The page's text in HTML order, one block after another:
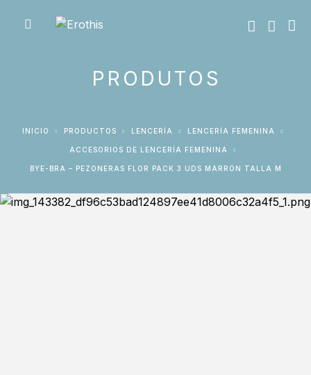
PRODUTOS
INICIO PRODUCTOS LENCERÍA LENCERÍA FEMENINA
ACCESORIOS DE LENCERÍA FEMENINA
BYE-BRA – PEZONERAS FLOR PACK 3 UDS MARRÓN TALLA M